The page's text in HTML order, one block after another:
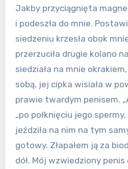
Jakby przyciągnięta
i podeszła do mnie.
siedzeniu krzesła obok
przerzuciła drugie kolano
siedziała na mnie
sobą, jej cipka wisiała w
prawie twardym penisem.
„po połknięciu jego
jeździła na nim na tym
gotowy. Złapałem ją za
dół. Mój wzwiedziony penis